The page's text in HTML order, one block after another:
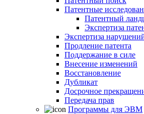
Патентные
Патентный
Экспертиза
Экспертиза
Продление патента
Поддержание в силе
Внесение изменений
Восстановление
Дубликат
Досрочное
Передача прав
Программы для ЭВМ